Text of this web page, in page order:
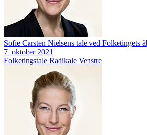
Sofie Carsten Nielsens tale ved Folketingets
7. oktober 2021
Folketingstale Radikale Venstre